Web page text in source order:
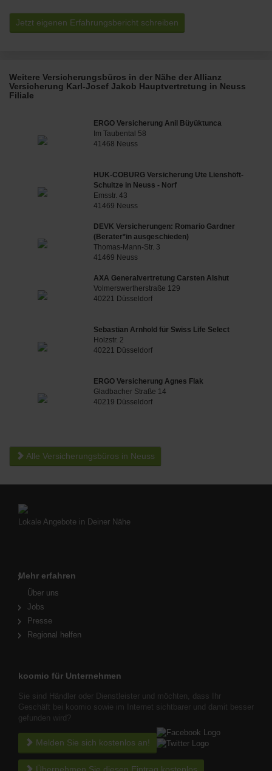
Jetzt eigenen Erfahrungsbericht schreiben
Weitere Versicherungsbüros in der Nähe der Allianz
Versicherung Karl-Josef Jakob Hauptvertretung in Neuss
Filiale
ERGO Versicherung Anil Büyüktunca
Im Taubental 58
41468 Neuss
HUK-COBURG Versicherung Ute Lienshöft-
Schultze in Neuss - Norf
Emsstr. 43
41469 Neuss
DEVK Versicherungen: Romario Gardner
(Berater*in ausgeschieden)
Thomas-Mann-Str. 3
41469 Neuss
AXA Generalvertretung Carsten Alshut
Volmerswertherstraße 129
40221 Düsseldorf
Sebastian Arnhold für Swiss Life Select
Holzstr. 2
40221 Düsseldorf
ERGO Versicherung Agnes Flak
Gladbacher Straße 14
40219 Düsseldorf
Alle Versicherungsbüros in Neuss
Lokale Angebote in Deiner Nähe
Mehr erfahren
Über uns
Jobs
Presse
Regional helfen
koomio für Unternehmen
Sie sind Händler oder Dienstleister und möchten, dass Ihr
Geschäft bei koomio sowie im Internet sichtbarer und damit besser
gefunden wird?
Melden Sie sich kostenlos an!